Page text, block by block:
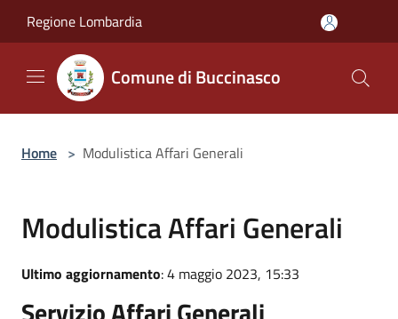
Regione Lombardia
Comune di Buccinasco
Home > Modulistica Affari Generali
Modulistica Affari Generali
Ultimo aggiornamento: 4 maggio 2023, 15:33